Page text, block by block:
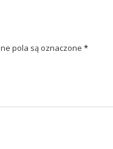
pola są oznaczone *